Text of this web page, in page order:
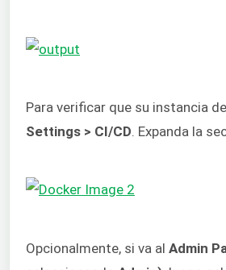
Para verificar que su instancia
Settings > CI/CD . Expanda la
Opcionalmente, si va al Admin